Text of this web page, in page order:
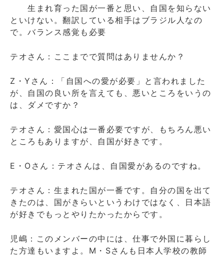
生まれ育った国が一番と思い、自国を知らない
といけない。翻訳している相手はブラジル人なの
で。バランス感覚も必要
テオさん：ここまでで質問はありませんか？
Z・Yさん：「自国への愛が必要」と言われました
が、自国の良い所を言えても、悪いところをいうの
は、ダメですか？
テオさん：愛国心は一番必要ですが、もちろん悪い
ところもありますが、自国が好きです。
E・Oさん：テオさんは、自国愛があるのですね。
テオさん：生まれた国が一番です。自分の国を出て
きたのは、国がきらいというわけではなく、日本語
が好きでもっとやりたかったからです。
児嶋：このメンバーの中には、仕事で外国に暮らし
た方達もいますよ。M・Sさんも日本人学校の教師